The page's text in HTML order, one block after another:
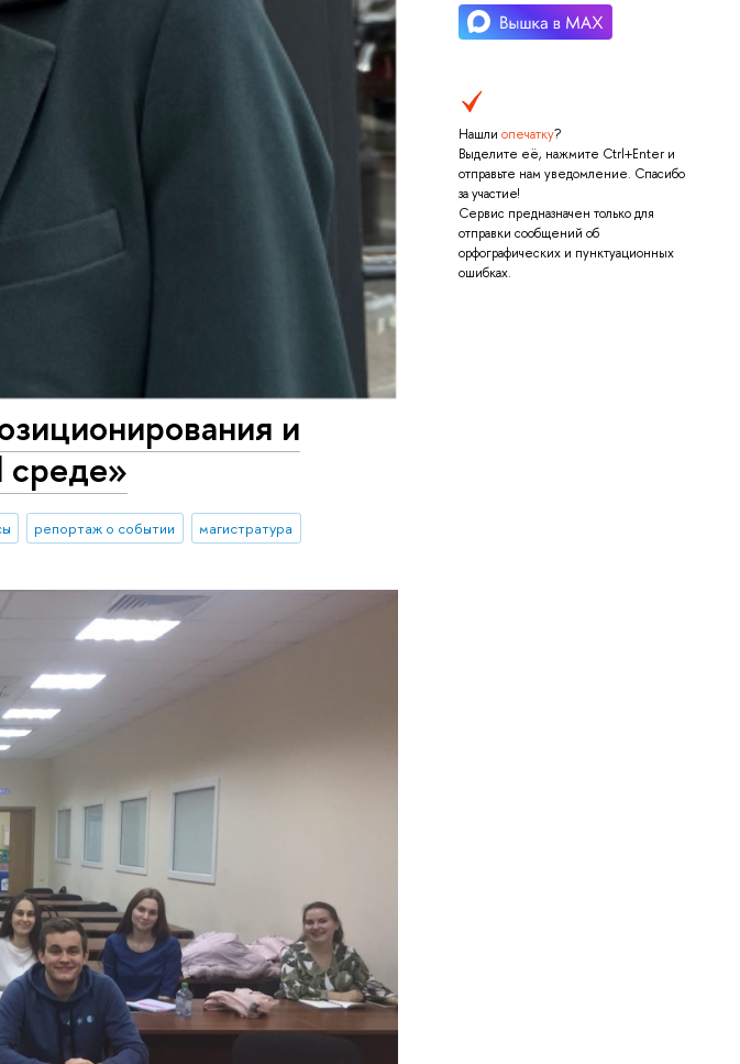
Нашли опечатку?
Выделите её, нажмите Ctrl+Enter и
отправьте нам уведомление. Спасибо
за участие!
Сервис предназначен только для
отправки сообщений об
орфографических и пунктуационных
ошибках.
и
среде»
репортаж о событии магистратура